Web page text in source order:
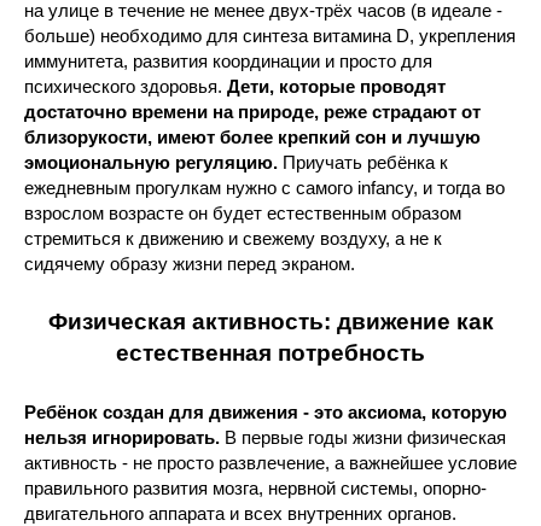
на улице в течение не менее двух-трёх часов (в идеале -
больше) необходимо для синтеза витамина D, укрепления
иммунитета, развития координации и просто для
психического здоровья. Дети, которые проводят
достаточно времени на природе, реже страдают от
близорукости, имеют более крепкий сон и лучшую
эмоциональную регуляцию. Приучать ребёнка к
ежедневным прогулкам нужно с самого infancy, и тогда во
взрослом возрасте он будет естественным образом
стремиться к движению и свежему воздуху, а не к
сидячему образу жизни перед экраном.
Физическая активность: движение как
естественная потребность
Ребёнок создан для движения - это аксиома, которую
нельзя игнорировать. В первые годы жизни физическая
активность - не просто развлечение, а важнейшее условие
правильного развития мозга, нервной системы, опорно-
двигательного аппарата и всех внутренних органов.